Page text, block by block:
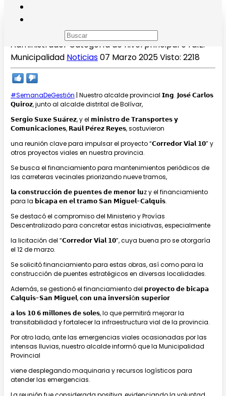
#SemanaDeGestión
AdministradorCategoría de nivel principal o raíz:
Municipalidad Noticias07 Marzo 2025Visto: 2218
#SemanaDeGestión | Nuestro alcalde provincial 𝗜𝗻𝗴. 𝗝𝗼𝘀𝗲́ 𝗖𝗮𝗿𝗹𝗼𝘀
𝗤𝘂𝗶𝗿𝗼𝘇, junto al alcalde distrital de Bolívar,
𝗦𝗲𝗿𝗴𝗶𝗼 𝗦𝘂𝘅𝗲 𝗦𝘂𝗮́𝗿𝗲𝘇, y el 𝗺𝗶𝗻𝗶𝘀𝘁𝗿𝗼 𝗱𝗲 𝗧𝗿𝗮𝗻𝘀𝗽𝗼𝗿𝘁𝗲𝘀 𝘆
𝗖𝗼𝗺𝘂𝗻𝗶𝗰𝗮𝗰𝗶𝗼𝗻𝗲𝘀, 𝗥𝗮𝘂́𝗹 𝗣𝗲́𝗿𝗲𝘇 𝗥𝗲𝘆𝗲𝘀, sostuvieron
una reunión clave para impulsar el proyecto “𝗖𝗼𝗿𝗿𝗲𝗱𝗼𝗿 𝗩𝗶𝗮𝗹 𝟭𝟬” y
otros proyectos viales en nuestra provincia.
Se busca el financiamiento para mantenimientos periódicos de
las carreteras vecinales priorizando nueve tramos,
𝗹𝗮 𝗰𝗼𝗻𝘀𝘁𝗿𝘂𝗰𝗰𝗶𝗼́𝗻 𝗱𝗲 𝗽𝘂𝗲𝗻𝘁𝗲𝘀 𝗱𝗲 𝗺𝗲𝗻𝗼𝗿 𝗹𝘂z y el financiamiento
para la 𝗯𝗶𝗰𝗮𝗽𝗮 𝗲𝗻 𝗲𝗹 𝘁𝗿𝗮𝗺𝗼 𝗦𝗮𝗻 𝗠𝗶𝗴𝘂𝗲𝗹-𝗖𝗮𝗹𝗾𝘂𝗶𝘀.
Se destacó el compromiso del Ministerio y Provías
Descentralizado para concretar estas iniciativas, especialmente
la licitación del “𝗖𝗼𝗿𝗿𝗲𝗱𝗼𝗿 𝗩𝗶𝗮𝗹 𝟭𝟬”, cuya buena pro se otorgaría
el 12 de marzo.
Se solicitó financiamiento para estas obras, así como para la
construcción de puentes estratégicos en diversas localidades.
Además, se gestionó el financiamiento del 𝗽𝗿𝗼𝘆𝗲𝗰𝘁𝗼 𝗱𝗲 𝗯𝗶𝗰𝗮𝗽𝗮
𝗖𝗮𝗹𝗾𝘂𝗶𝘀-𝗦𝗮𝗻 𝗠𝗶𝗴𝘂𝗲𝗹, 𝗰𝗼𝗻 𝘂𝗻𝗮 𝗶𝗻𝘃𝗲𝗿𝘀𝗶ó𝗻 𝘀𝘂𝗽𝗲𝗿𝗶𝗼𝗿
𝗮 𝗹𝗼𝘀 𝟭𝟬.𝟲 𝗺𝗶𝗹𝗹𝗼𝗻𝗲𝘀 𝗱𝗲 𝘀𝗼𝗹𝗲𝘀, lo que permitirá mejorar la
transitabilidad y fortalecer la infraestructura vial de la provincia.
Por otro lado, ante las emergencias viales ocasionadas por las
intensas lluvias, nuestro alcalde informó que la Municipalidad
Provincial
viene desplegando maquinaria y recursos logísticos para
atender las emergencias.